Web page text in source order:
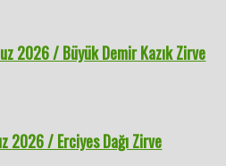
2026 / Büyük Demir Kazık Zirve
2026 / Erciyes Dağı Zirve